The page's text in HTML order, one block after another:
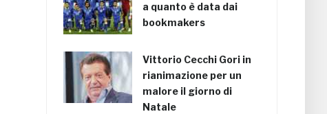
a quanto è data dai
bookmakers
Vittorio Cecchi Gori in
rianimazione per un
malore il giorno di
Natale